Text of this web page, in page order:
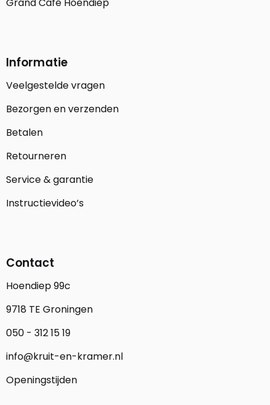
Informatie
Veelgestelde vragen
Bezorgen en verzenden
Betalen
Retourneren
Service & garantie
Instructievideo’s
Contact
Hoendiep 99c
9718 TE Groningen
050 - 312 15 19
info@kruit-en-kramer.nl
Openingstijden